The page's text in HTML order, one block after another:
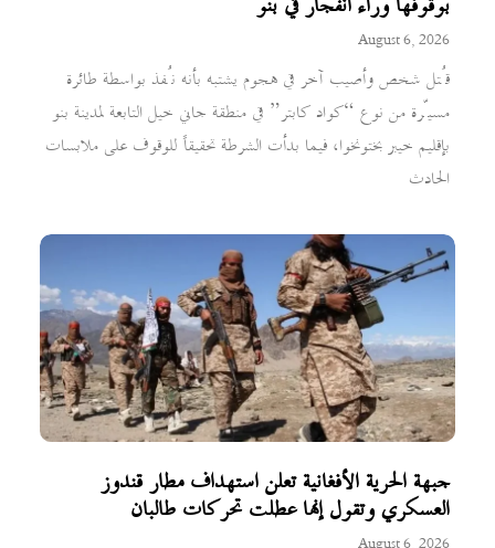
August 6, 2026
قُتل شخص وأصيب آخر في هجوم يشتبه بأنه نُفذ بواسطة طائرة
مسيّرة من نوع “كواد كابتر” في منطقة جاني خيل التابعة لمدينة بنو
بإقليم خيبر بختونخوا، فيما بدأت الشرطة تحقيقاً للوقوف على ملابسات
الحادث
جبهة الحرية الأفغانية تعلن استهداف مطار قندوز
العسكري وتقول إنها عطلت تحركات طالبان